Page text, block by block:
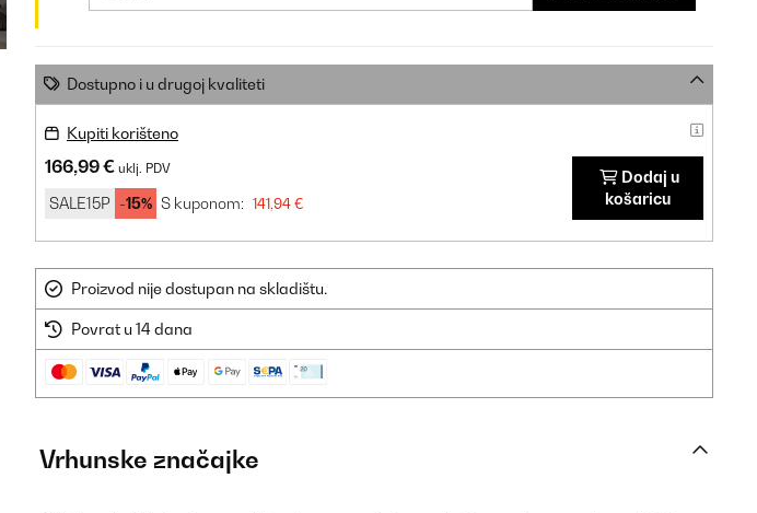
Dostupno i u drugoj kvaliteti
Kupiti korišteno
166,99 € uklj. PDV
SALE15P -15% S kuponom: 141,94 €
Dodaj u
košaricu
Proizvod nije dostupan na skladištu.
Povrat u 14 dana
Vrhunske značajke